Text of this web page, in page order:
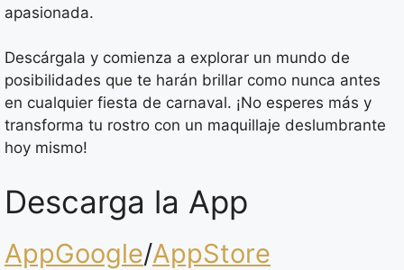
apasionada.
Descárgala y comienza a explorar un mundo de
posibilidades que te harán brillar como nunca antes
en cualquier fiesta de carnaval. ¡No esperes más y
transforma tu rostro con un maquillaje deslumbrante
hoy mismo!
Descarga la App
AppGoogle/AppStore